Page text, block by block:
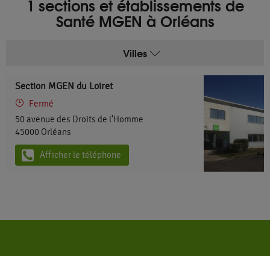
1 sections et établissements de
Santé MGEN à Orléans
Villes
Section MGEN du Loiret
Fermé
50 avenue des Droits de l'Homme
45000 Orléans
Afficher le téléphone